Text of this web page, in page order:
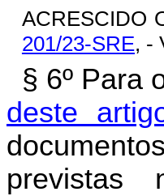
ACRESCIDO
201/23-SRE, -
§ 6º Para
deste